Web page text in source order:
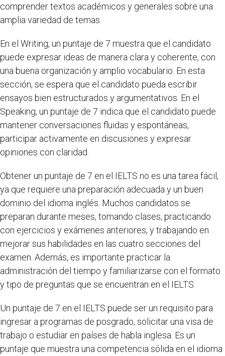
comprender textos académicos y generales sobre una
amplia variedad de temas.
En el Writing, un puntaje de 7 muestra que el candidato
puede expresar ideas de manera clara y coherente, con
una buena organización y amplio vocabulario. En esta
sección, se espera que el candidato pueda escribir
ensayos bien estructurados y argumentativos. En el
Speaking, un puntaje de 7 indica que el candidato puede
mantener conversaciones fluidas y espontáneas,
participar activamente en discusiones y expresar
opiniones con claridad.
Obtener un puntaje de 7 en el IELTS no es una tarea fácil,
ya que requiere una preparación adecuada y un buen
dominio del idioma inglés. Muchos candidatos se
preparan durante meses, tomando clases, practicando
con ejercicios y exámenes anteriores, y trabajando en
mejorar sus habilidades en las cuatro secciones del
examen. Además, es importante practicar la
administración del tiempo y familiarizarse con el formato
y tipo de preguntas que se encuentran en el IELTS.
Un puntaje de 7 en el IELTS puede ser un requisito para
ingresar a programas de posgrado, solicitar una visa de
trabajo o estudiar en países de habla inglesa. Es un
puntaje que muestra una competencia sólida en el idioma